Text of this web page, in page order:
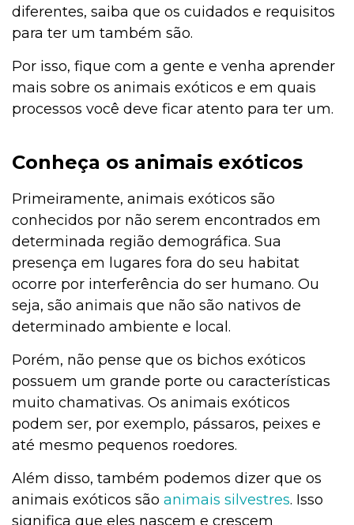
diferentes, saiba que os cuidados e requisitos
para ter um também são.
Por isso, fique com a gente e venha aprender
mais sobre os animais exóticos e em quais
processos você deve ficar atento para ter um.
Conheça os animais exóticos
Primeiramente, animais exóticos são
conhecidos por não serem encontrados em
determinada região demográfica. Sua
presença em lugares fora do seu habitat
ocorre por interferência do ser humano. Ou
seja, são animais que não são nativos de
determinado ambiente e local.
Porém, não pense que os bichos exóticos
possuem um grande porte ou características
muito chamativas. Os animais exóticos
podem ser, por exemplo, pássaros, peixes e
até mesmo pequenos roedores.
Além disso, também podemos dizer que os
animais exóticos são animais silvestres. Isso
significa que eles nascem e crescem